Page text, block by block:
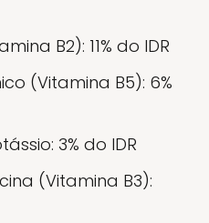
B2): 11% do IDR
(Vitamina B5): 6%
3% do IDR
(Vitamina B3):